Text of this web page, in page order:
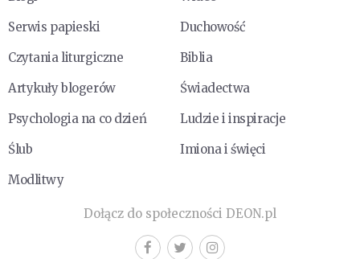
Serwis papieski
Duchowość
Czytania liturgiczne
Biblia
Artykuły blogerów
Świadectwa
Psychologia na co dzień
Ludzie i inspiracje
Ślub
Imiona i święci
Modlitwy
Dołącz do społeczności DEON.pl